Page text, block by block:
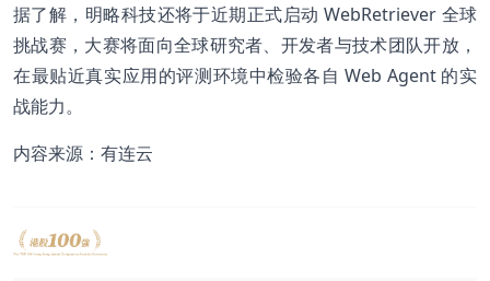
据了解，明略科技还将于近期正式启动 WebRetriever 全球
挑战赛，大赛将面向全球研究者、开发者与技术团队开放，
在最贴近真实应用的评测环境中检验各自 Web Agent 的实
战能力。
内容来源：有连云